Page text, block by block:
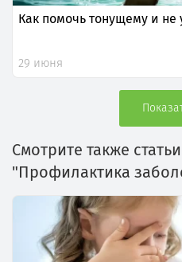
Как помочь тонущему и не
29 июня
Смотрите также
"Профилактика